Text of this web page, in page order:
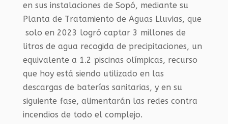
en sus instalaciones de Sopó, mediante su
Planta de Tratamiento de Aguas Lluvias, que
solo en 2023 logró captar 3 millones de
litros de agua recogida de precipitaciones, un
equivalente a 1.2 piscinas olímpicas, recurso
que hoy está siendo utilizado en las
descargas de baterías sanitarias, y en su
siguiente fase, alimentarán las redes contra
incendios de todo el complejo.